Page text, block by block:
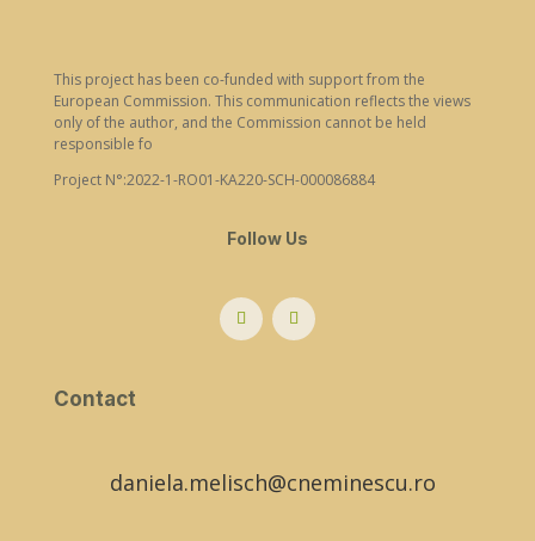
This project has been co-funded with support from the
European Commission. This communication reflects the views
only of the author, and the Commission cannot be held
responsible fo
Project N°:2022-1-RO01-KA220-SCH-000086884
Follow Us
Contact
daniela.melisch@cneminescu.ro